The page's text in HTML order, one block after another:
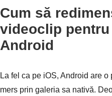
Cum să
videoclip
Android
La fel ca pe iOS, Android are
mers prin galeria sa nativă.